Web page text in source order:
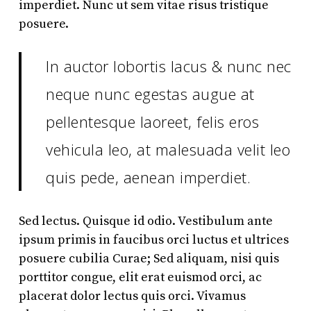
imperdiet. Nunc ut sem vitae risus tristique
posuere.
In auctor lobortis lacus & nunc nec
neque nunc egestas augue at
pellentesque laoreet, felis eros
vehicula leo, at malesuada velit leo
quis pede, aenean imperdiet.
Sed lectus. Quisque id odio. Vestibulum ante
ipsum primis in faucibus orci luctus et ultrices
posuere cubilia Curae; Sed aliquam, nisi quis
porttitor congue, elit erat euismod orci, ac
placerat dolor lectus quis orci. Vivamus